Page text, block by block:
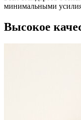
минимальными
Высокое